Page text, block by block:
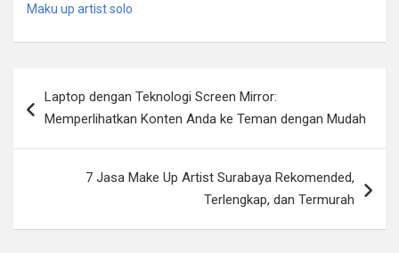
Maku up artist solo
navigation
Laptop dengan Teknologi Screen Mirror:
Memperlihatkan Konten Anda ke Teman dengan Mudah
7 Jasa Make Up Artist Surabaya Rekomended,
Terlengkap, dan Termurah